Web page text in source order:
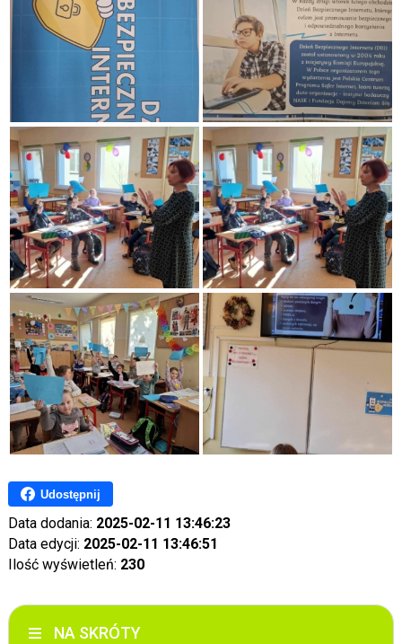
Udostępnij
Data dodania: 2025-02-11 13:46:23
Data edycji: 2025-02-11 13:46:51
Ilość wyświetleń: 230
NA SKRÓTY